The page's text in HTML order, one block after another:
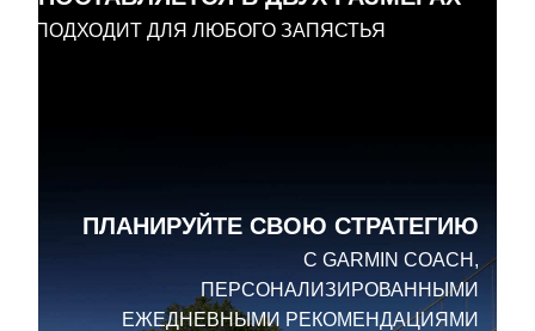
С GARMIN COACH,
ПЕРСОНАЛИЗИРОВАННЫМИ
ЕЖЕДНЕВНЫМИ РЕКОМЕНДАЦИЯМИ
ПЛАНИРУЙТЕ СВОЮ СТРАТЕГИЮ
ПОДХОДИТ ДЛЯ ЛЮБОГО ЗАПЯСТЬЯ